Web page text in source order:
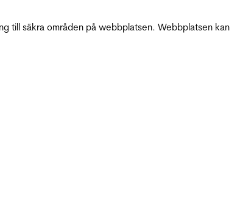
till säkra områden på webbplatsen. Webbplatsen kan